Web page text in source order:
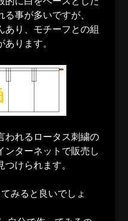
事が多いですが、
あり、モチーフとの組
ります。
われるロータス刺繍の
ンターネットで販売し
けられます。
みると良いでしょ